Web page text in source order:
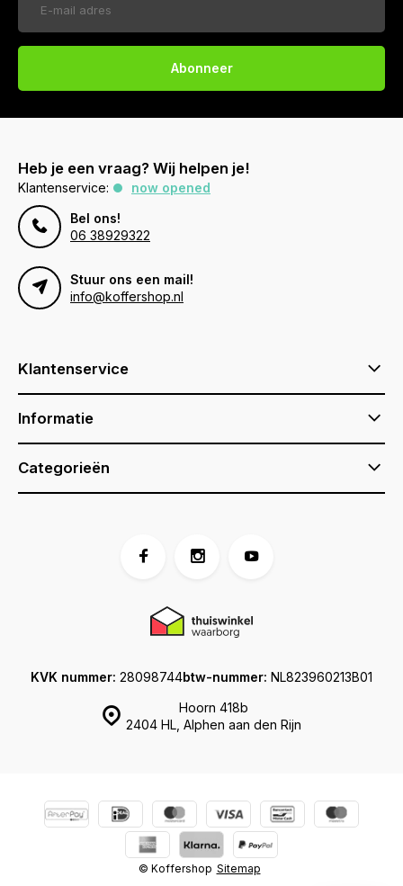
Abonneer
Heb je een vraag? Wij helpen je!
Klantenservice:
now opened
Bel ons!
06 38929322
Stuur ons een mail!
info@koffershop.nl
Klantenservice
Informatie
Categorieën
Hoorn 418b
2404 HL, Alphen aan den Rijn
KVK nummer: 28098744btw-nummer: NL823960213B01
© Koffershop Sitemap